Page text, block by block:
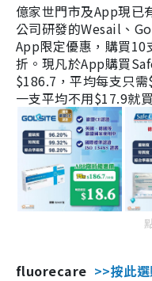
億家世門市及App現已
公司研發的Wesail、
App限定優惠，購買10
折。現凡於App購買
$186.7，平均每支只
一支平均不用$17.9就
fluorecare >>按此